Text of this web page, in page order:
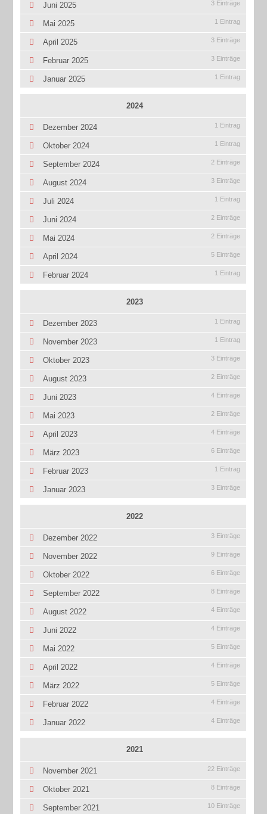
Juni 2025 3 Einträge
Mai 2025 1 Eintrag
April 2025 3 Einträge
Februar 2025 3 Einträge
Januar 2025 1 Eintrag
2024
Dezember 2024 1 Eintrag
Oktober 2024 1 Eintrag
September 2024 2 Einträge
August 2024 3 Einträge
Juli 2024 1 Eintrag
Juni 2024 2 Einträge
Mai 2024 2 Einträge
April 2024 5 Einträge
Februar 2024 1 Eintrag
2023
Dezember 2023 1 Eintrag
November 2023 1 Eintrag
Oktober 2023 3 Einträge
August 2023 2 Einträge
Juni 2023 4 Einträge
Mai 2023 2 Einträge
April 2023 4 Einträge
März 2023 6 Einträge
Februar 2023 1 Eintrag
Januar 2023 3 Einträge
2022
Dezember 2022 3 Einträge
November 2022 9 Einträge
Oktober 2022 6 Einträge
September 2022 8 Einträge
August 2022 4 Einträge
Juni 2022 4 Einträge
Mai 2022 5 Einträge
April 2022 4 Einträge
März 2022 5 Einträge
Februar 2022 4 Einträge
Januar 2022 4 Einträge
2021
November 2021 22 Einträge
Oktober 2021 8 Einträge
September 2021 10 Einträge